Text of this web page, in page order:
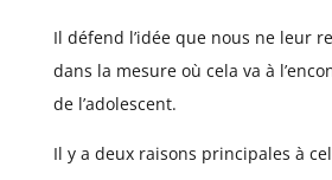
Il défend l’idée que nous ne leur
dans la mesure où cela va à
de l’adolescent.
Il y a deux raisons principales à